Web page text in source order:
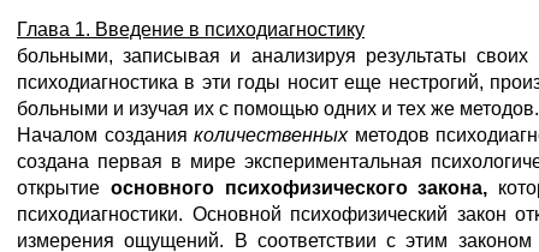
Глава 1. Введение в психодиагностику
больными, записывая и анализируя результаты
психодиагностика в эти годы носит еще нестрогий,
больными и изучая их с помощью одних и тех же
Началом созданияколичественных методов
создана первая в мире экспериментальная
открытие основного психофизического закона,
психодиагностики. Основной психофизический закон
измерения ощущений. В соответствии с этим